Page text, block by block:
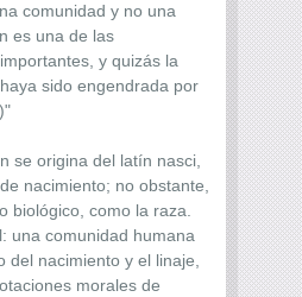
comunidad y no una
es una de las
y quizás la
sido engendrada por
se origina del latín nasci,
nacimiento; no obstante,
biológico, como la raza.
una comunidad humana
del nacimiento y el linaje,
morales de